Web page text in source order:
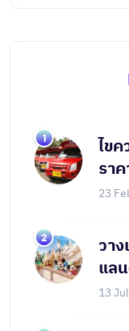
ไขค
รา
23
วา
แล
13